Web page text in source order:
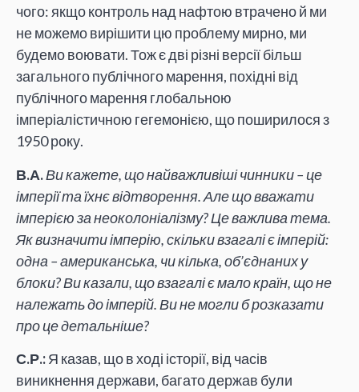
чого: якщо контроль над нафтою втрачено й ми
не можемо вирішити цю проблему мирно, ми
будемо воювати. Тож є дві різні версії більш
загального публічного марення, похідні від
публічного марення глобальною
імперіалістичною гегемонією, що поширилося з
1950 року.
В.А.Ви кажете, що найважливіші чинники – це
імперії та їхнє відтворення. Але що вважати
імперією за неоколоніалізму? Це важлива тема.
Як визначити імперію, скільки взагалі є імперій:
одна – американська, чи кілька, об’єднаних у
блоки? Ви казали, що взагалі є мало країн, що не
належать до імперій. Ви не могли б розказати
про це детальніше?
С.Р.:Я казав, що в ході історії, від часів
виникнення держави, багато держав були